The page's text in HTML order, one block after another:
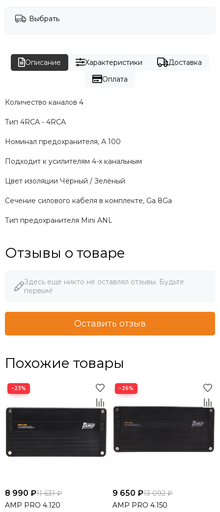
Выбрать
Описание Характеристики
Доставка
Оплата
Количество каналов 4
Тип 4RCA - 4RCA
Номинал предохранителя, А 100
Подходит к усилителям 4-х канальным
Цвет изоляции Чёрный / Зелёный
Сечение силового кабеля в комплекте, Ga 8Ga
Тип предохранителя Mini ANL
Отзывы о товаре
Здесь еще никто не оставлял отзывы. Будьте
первым!
Оставить отзыв
Похожие товары
−23%
8 990 ₽11 631 ₽
AMP PRO 4.120
−26%
9 650 ₽13 092 ₽
AMP PRO 4.150